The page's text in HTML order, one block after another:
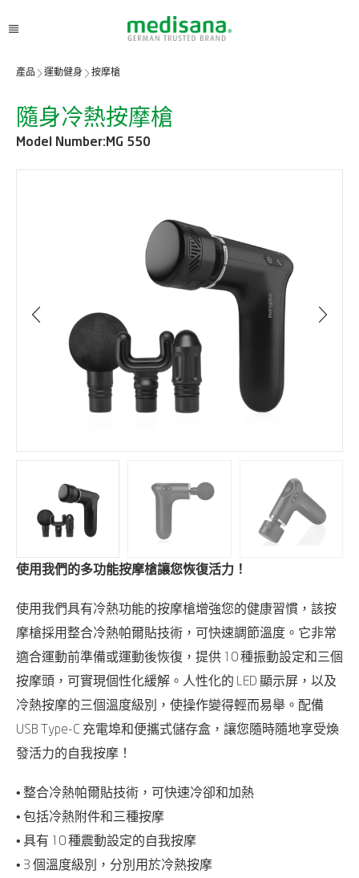
產品 運動健身 按摩槍
隨身冷熱按摩槍
Model Number: MG 550
使用我們的多功能按摩槍讓您恢復活力！
使用我們具有冷熱功能的按摩槍增強您的健康習慣，該按
摩槍採用整合冷熱帕爾貼技術，可快速調節溫度。它非常
適合運動前準備或運動後恢復，提供 10 種振動設定和三個
按摩頭，可實現個性化緩解。人性化的 LED 顯示屏，以及
冷熱按摩的三個溫度級別，使操作變得輕而易舉。配備
USB Type-C 充電埠和便攜式儲存盒，讓您隨時隨地享受煥
發活力的自我按摩！
• 整合冷熱帕爾貼技術，可快速冷卻和加熱
• 包括冷熱附件和三種按摩
• 具有 10 種震動設定的自我按摩
• 3 個溫度級別，分別用於冷熱按摩